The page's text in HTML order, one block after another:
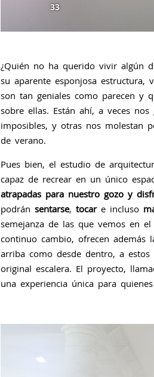
33
¿Quién no ha querido vivir algún
su aparente esponjosa
son tan geniales como parecen y
sobre ellas. Están ahí, a veces
imposibles, y otras nos molestan
de verano.
Pues bien, el estudio de
capaz de recrear en un único
atrapadas para nuestro gozo y
podrán sentarse, tocare incluso
semejanza de las que vemos en
continuo cambio, ofrecen además
arriba como desde dentro, a
original escalera. El proyecto,
una experiencia única para